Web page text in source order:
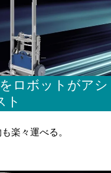
ロボットがアシ
ト
楽々運べる。